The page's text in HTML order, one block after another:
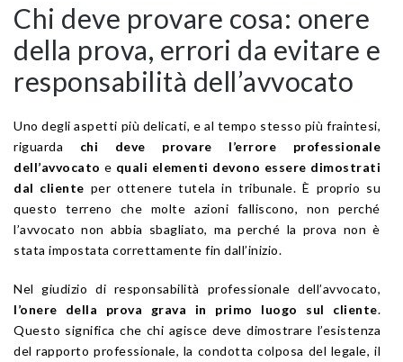
Chi deve provare cosa: onere
della prova, errori da evitare e
responsabilità dell’avvocato
Uno degli aspetti più delicati, e al tempo stesso più fraintesi,
riguarda chi deve provare l’errore professionale
dell’avvocato e quali elementi devono essere dimostrati
dal cliente per ottenere tutela in tribunale. È proprio su
questo terreno che molte azioni falliscono, non perché
l’avvocato non abbia sbagliato, ma perché la prova non è
stata impostata correttamente fin dall’inizio.
Nel giudizio di responsabilità professionale dell’avvocato,
l’onere della prova grava in primo luogo sul cliente.
Questo significa che chi agisce deve dimostrare l’esistenza
del rapporto professionale, la condotta colposa del legale, il